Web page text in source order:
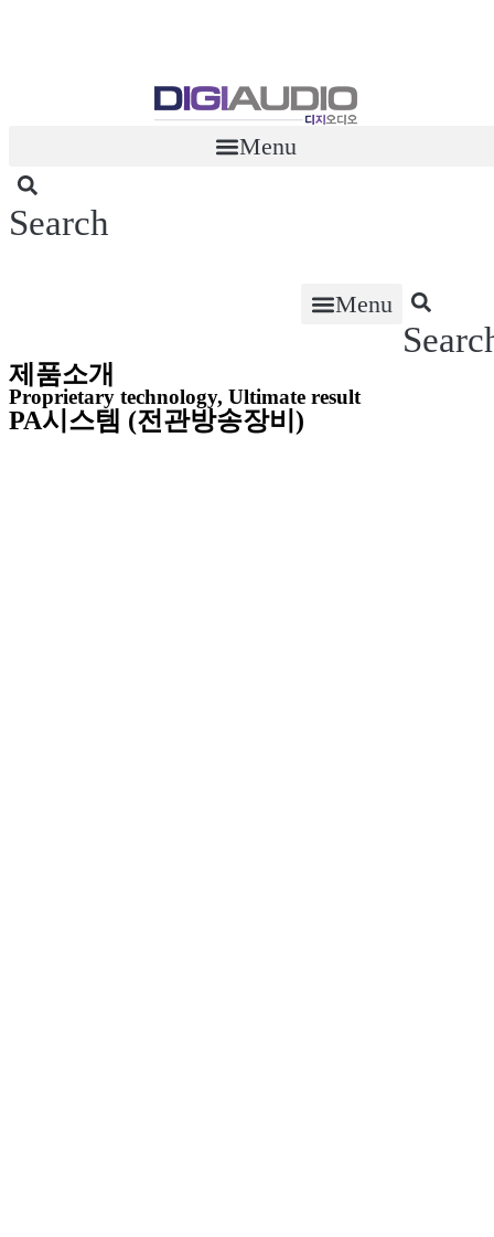
기
Menu
Search
Menu
제품소개
Proprietary technology, Ultimate result
PA시스템 (전관방송장비)